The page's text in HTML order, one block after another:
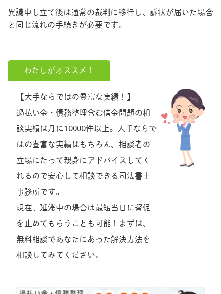
異議申し立て後は通常の裁判に移行し、訴状が届いた場合
と同じ流れの手続きが必要です。
わたしがオススメ！
【大手ならではの豊富な実績！】
過払い金・債務整理含む借金問題の相
談実績は月に10000件以上。大手ならで
はの豊富な実績はもちろん、相談者の
立場にたって親身にアドバイスしてく
れるので安心して相談できる司法書士
事務所です。
現在、延滞中の場合は最短当日に督促
を止めてもらうことも可能！まずは、
無料相談であなたにあった解決方法を
相談してみてください。